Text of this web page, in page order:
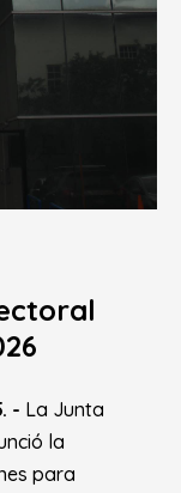
- La Junta
la
para